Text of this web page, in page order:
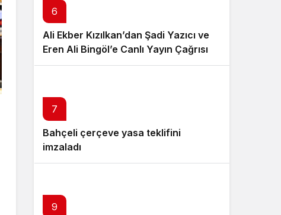
6
Ali Ekber Kızılkan’dan Şadi Yazıcı ve
Eren Ali Bingöl’e Canlı Yayın Çağrısı
7
Bahçeli çerçeve yasa teklifini
imzaladı
8
Özgür Özel istifa çağrısı yaptı:
Darbecilerden butlancılardan
kurtulun
9